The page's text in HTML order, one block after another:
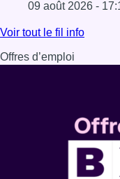
09 août 2026 -
Lire l'article
Voir tout le fil info
Offres d’emploi